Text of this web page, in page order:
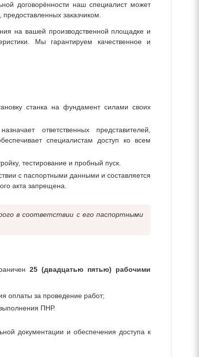
договорённости наш специалист может
предоставленных заказчиком.
на вашей производственной площадке и
Мы гарантируем качественное и
станка на фундамент силами своих
ответственных представителей,
специалистам доступ ко всем
тестирование и пробный пуск.
с паспортными данными и составляется
акта запрещена.
в соответствии с его паспортными
25 (двадцатью пятью) рабочими
оплаты за проведение работ;
ПНР.
документации и обеспечения доступа к